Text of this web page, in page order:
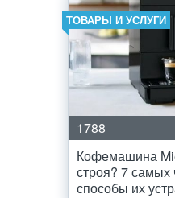
ТОВАРЫ И УСЛУГИ
1788
Кофемашина
строя? 7 самых
способы их